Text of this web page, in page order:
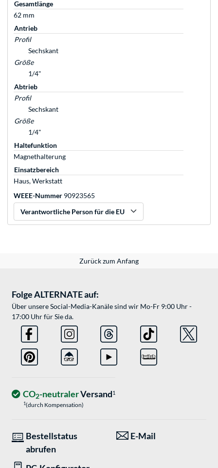
Gesamtlänge
62 mm
Antrieb
Profil
Sechskant
Größe
1/4"
Abtrieb
Profil
Sechskant
Größe
1/4"
Haltefunktion
Magnethalterung
Einsatzbereich
Haus, Werkstatt
WEEE-Nummer 90923565
Verantwortliche Person für die EU
Zurück zum Anfang
Folge ALTERNATE auf:
Über unsere Social-Media-Kanäle sind wir Mo-Fr 9:00 Uhr -
17:00 Uhr für Sie da.
CO2-neutralerVersand1
1(durch Kompensation)
Bestellstatus
abrufen
E-Mail